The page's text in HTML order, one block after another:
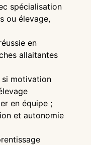
spécialisation
ou élevage,
en
allaitantes
motivation
en équipe ;
et autonomie